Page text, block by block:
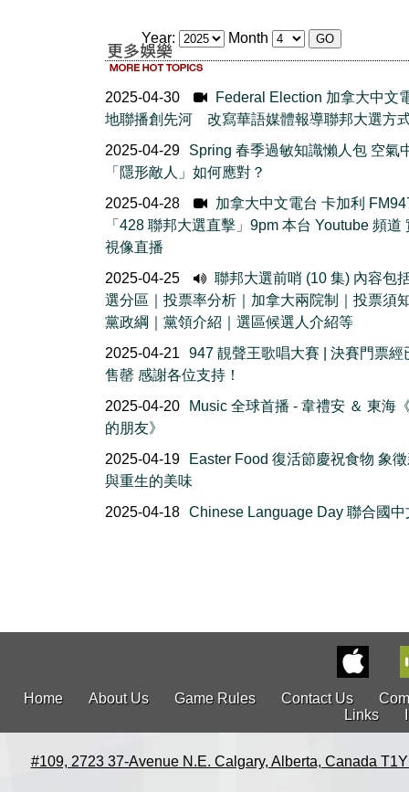
Year: Month
2025-04-30
Federal Election 加拿大中文
地聯播創先河 改寫華語媒體報導聯邦大選方
2025-04-29
Spring 春季過敏知識懶人包 空氣
「隱形敵人」如何應對？
2025-04-28
加拿大中文電台 卡加利
「428 聯邦大選直擊」9pm 本台 Youtube 頻道
視像直播
2025-04-25
聯邦大選前哨 (10 集) 內容包
選分區｜投票率分析｜加拿大兩院制｜投票須
黨政綱｜黨領介紹｜選區候選人介紹等
2025-04-21
947 靚聲王歌唱大賽 | 決賽門票經
售罄 感謝各位支持！
2025-04-20
Music 全球首播 - 韋禮安 ＆ 東海
的朋友》
2025-04-19
Easter Food 復活節慶祝食物 象
與重生的美味
2025-04-18 Chinese Language Day 聯合國中
Home About Us Game Rules Contact Us
Links
#109, 2723 37-Avenue N.E. Calgary, Alberta, Canada